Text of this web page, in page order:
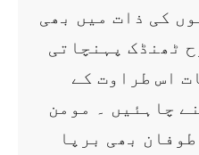
کی ذات میں بھی
ٹھنڈک پہنچاتی
اس طراوت کے
چاہئیں ۔ مومن
بھی برپا